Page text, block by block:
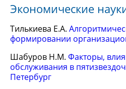
Экономические
Тилькиева Е.А.
формировании
Шабуров Н.М. Факторы,
обслуживания в
Петербург